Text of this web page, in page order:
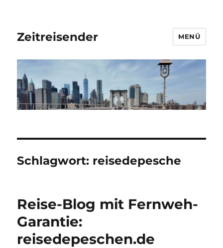
Zeitreisender MENÜ
Schlagwort: reisedepesche
Reise-Blog mit Fernweh-
Garantie:
reisedepeschen.de